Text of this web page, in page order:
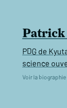
Patrick
PDG de
science
Voir la biographie